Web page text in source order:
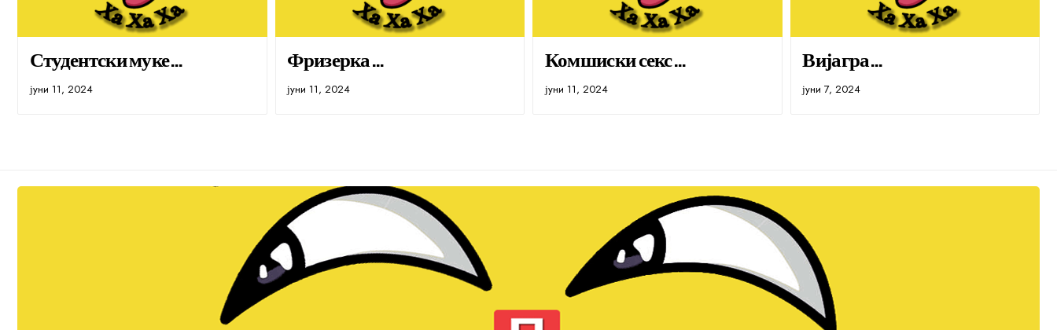
Студентски муке…
јуни 11, 2024
Фризерка…
јуни 11, 2024
Комшиски секс…
јуни 11, 2024
Вијагра…
јуни 7, 2024